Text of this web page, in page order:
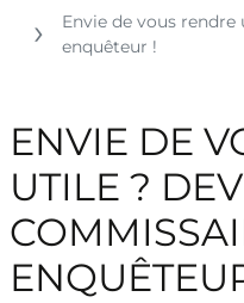
Envie de vous
enquêteur !
ENVIE DE
UTILE ?